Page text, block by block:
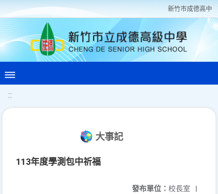
新竹巿成德高中
:::
大事記
113年度學測包中祈福
發布單位： 校長室 |